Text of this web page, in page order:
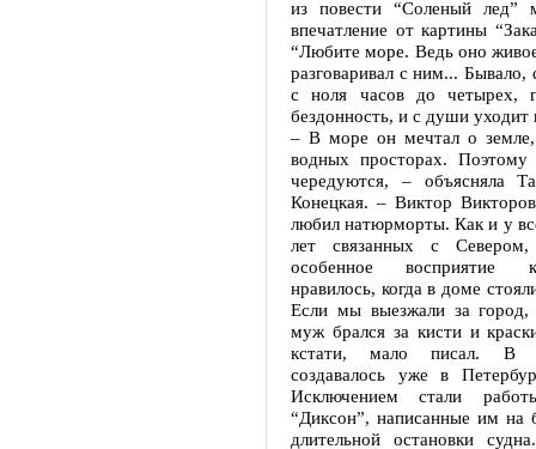
из повести “Соленый лед”
впечатление от картины
“Любите море. Ведь оно
разговаривал с ним... Бывало,
с ноля часов до четырех,
бездонность, и с души уходит
– В море он мечтал о
водных просторах.
чередуются, – объясняла
Конецкая. – Виктор
любил натюрморты. Как и у
лет связанных с
особенное восприятие
нравилось, когда в доме
Если мы выезжали за
муж брался за кисти и
кстати, мало писал. В
создавалось уже в
Исключением стали
“Диксон”, написанные им на
длительной остановки